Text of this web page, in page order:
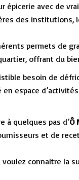
avec de
des
permets de
offrant du
besoin de
espace
à quelques pas d’Ô
et de
connaitre